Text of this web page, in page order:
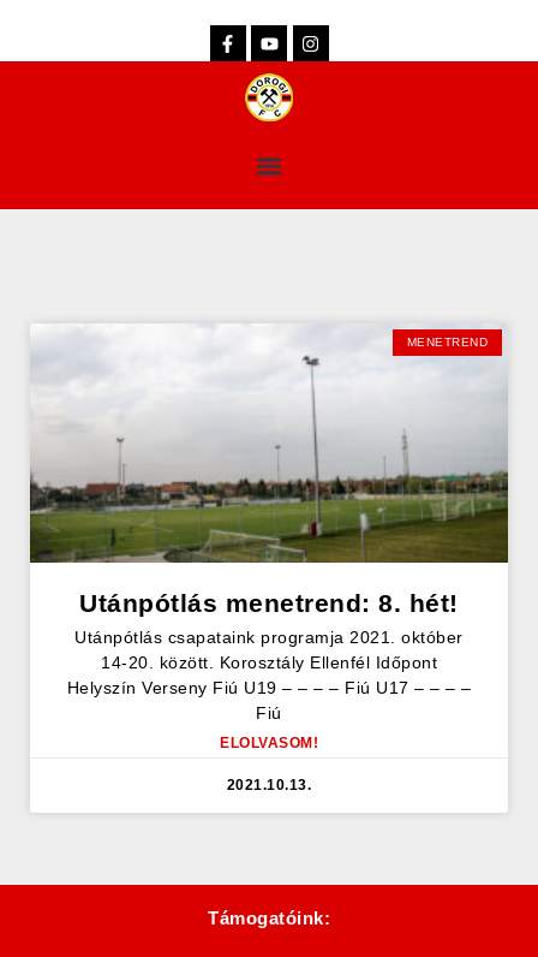
MENETREND
Utánpótlás menetrend: 8. hét!
Utánpótlás csapataink programja 2021. október
14-20. között. Korosztály Ellenfél Időpont
Helyszín Verseny Fiú U19 – – – – Fiú U17 – – – –
Fiú
ELOLVASOM!
2021.10.13.
Támogatóink: